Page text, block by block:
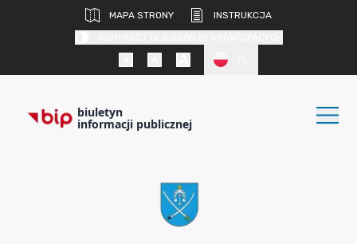
MAPA STRONY
INSTRUKCJA
biuletyn
informacji publicznej